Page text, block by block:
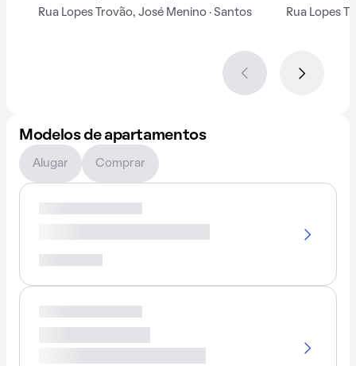
Rua Lopes Trovão, José Menino · Santos
Rua Lopes
Modelos de apartamentos
Alugar Comprar